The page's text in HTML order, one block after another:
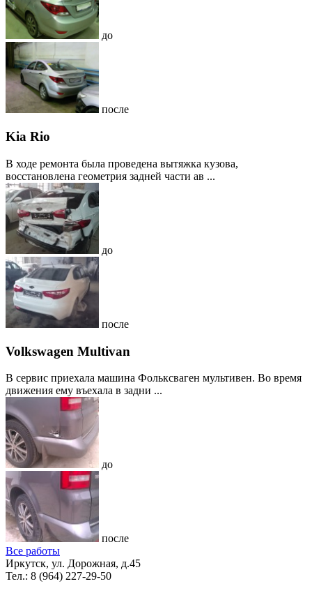
до
после
Kia Rio
В ходе ремонта была проведена вытяжка кузова,
восстановлена геометрия задней части ав ...
до
после
Volkswagen Multivan
В сервис приехала машина Фольксваген мультивен. Во время
движения ему въехала в задни ...
до
после
Все работы
Иркутск, ул. Дорожная, д.45
Тел.: 8 (964) 227-29-50